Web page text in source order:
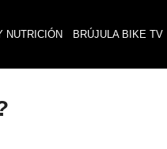
NUTRICIÓN BRÚJULA BIKE TV